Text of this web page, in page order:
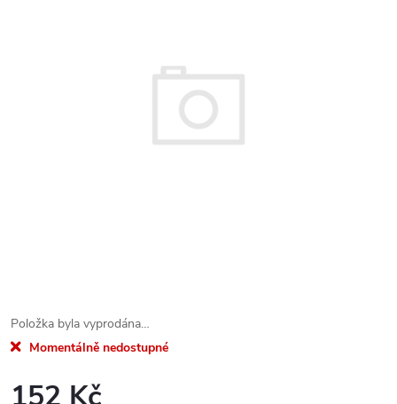
Položka byla vyprodána…
Momentálně nedostupné
152 Kč